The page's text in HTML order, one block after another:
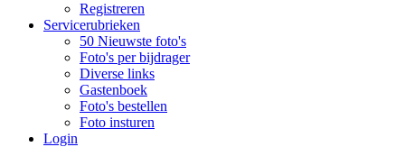
Registreren
Servicerubrieken
50 Nieuwste foto's
Foto's per bijdrager
Diverse links
Gastenboek
Foto's bestellen
Foto insturen
Login